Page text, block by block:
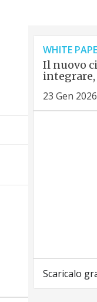
WHITE
Il nuovo
integrare,
23 Gen 2026
Scaricalo